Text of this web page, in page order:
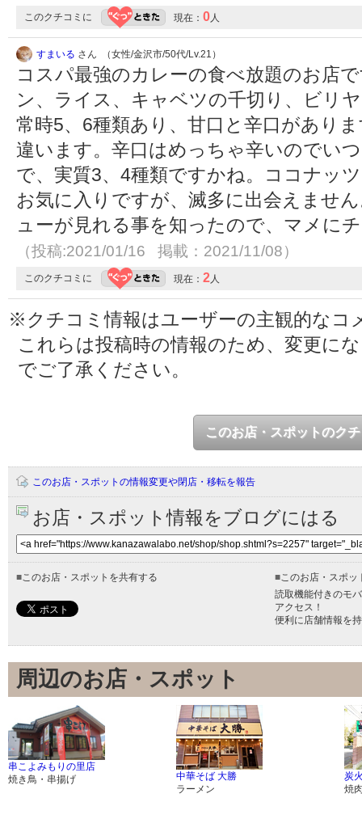
このクチコミに 現在： 0人
すまいる さん （女性/金沢市/50代/Lv.21）
コスパ最強のカレーの食べ放題のお店
ン、ライス、キャベツの千切り、ビリ
常時5、6種類あり、甘口と辛口があり
違います。辛口はめっちゃ辛いのでい
で、実質3、4種類ですかね。ココナッ
お気に入りですが、滅多に出会えませ
ューが見れる事を知ったので、マメに
（投稿:2021/01/16 掲載：2021/11/08）
このクチコミに 現在： 2人
※クチコミ情報はユーザーの主観的なコ
これらは投稿時の情報のため、変更に
でご了承ください。
このお店・スポットのク
このお店・スポットの情報変更や閉店・移転を報告
お店・スポット情報をブログにはる
■このお店・スポットを共有する ■このお店・スポッ
読取機能付きのモ
アクセス！
便利に店舗情報を
周辺のお店・スポット
串こよみもりの里店
焼き鳥・串揚げ
中華そば 大勝
ラーメン
炭
焼